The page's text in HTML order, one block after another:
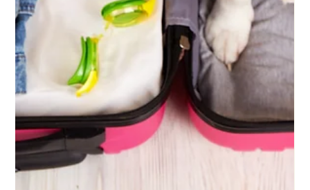
30. Aug. 2025 2 Min. Lesezeit
Superfoods für Hunde - gesunde
Power aus dem Napf
Superfoods sind nicht nur für Menschen ein Trend - auch
Hunde profitieren von nährstoffreichen Lebensmitteln
wie Lachs, Kürbis, Blaubeeren, Spinat oder Kokosöl. Sie
liefern wertvolle Vitamine, Mineralstoffe und